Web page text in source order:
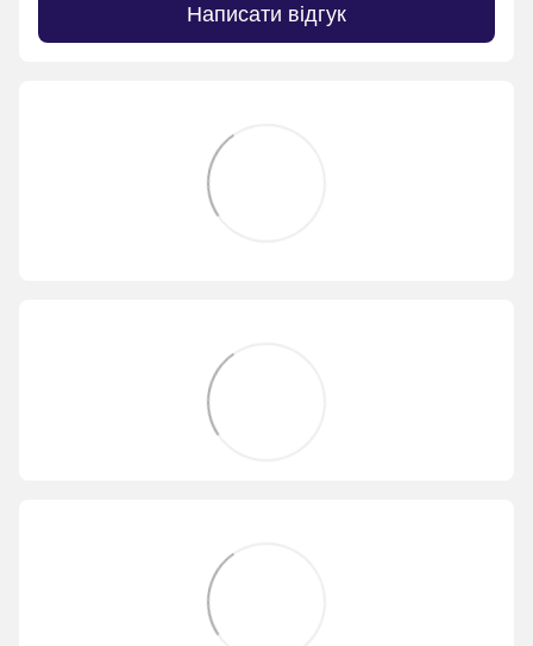
Написати відгук